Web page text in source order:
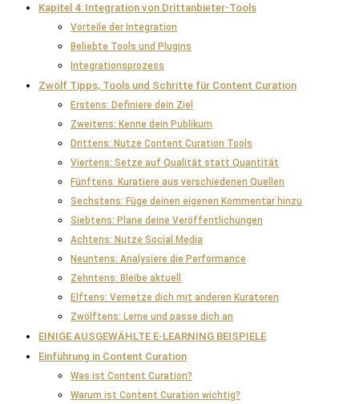
Kapitel 4: Integration von Drittanbieter-Tools
Vorteile der Integration
Beliebte Tools und Plugins
Integrationsprozess
Zwölf Tipps, Tools und Schritte für Content Curation
Erstens: Definiere dein Ziel
Zweitens: Kenne dein Publikum
Drittens: Nutze Content Curation Tools
Viertens: Setze auf Qualität statt Quantität
Fünftens: Kuratiere aus verschiedenen Quellen
Sechstens: Füge deinen eigenen Kommentar hinzu
Siebtens: Plane deine Veröffentlichungen
Achtens: Nutze Social Media
Neuntens: Analysiere die Performance
Zehntens: Bleibe aktuell
Elftens: Vernetze dich mit anderen Kuratoren
Zwölftens: Lerne und passe dich an
EINIGE AUSGEWÄHLTE E-LEARNING BEISPIELE
Einführung in Content Curation
Was ist Content Curation?
Warum ist Content Curation wichtig?